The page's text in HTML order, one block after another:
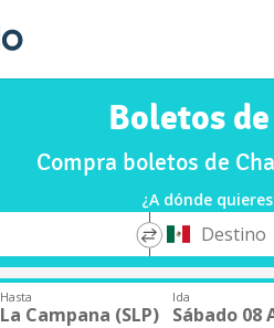
Boletos
Compra boletos de
¿A dónde
*
Destino
Hasta
La Campana (SLP)
Ida
Sábado 08